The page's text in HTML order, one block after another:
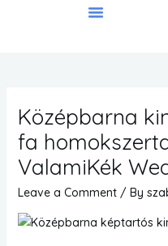
Középbarna
fa
ValamiKék
Leave a Comment / By